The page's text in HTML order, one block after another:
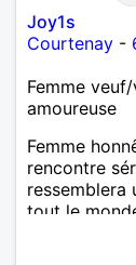
Joy1s
Courtenay -
Femme
amoureuse
Femme
rencontre
ressemblera
tout le
relation sur